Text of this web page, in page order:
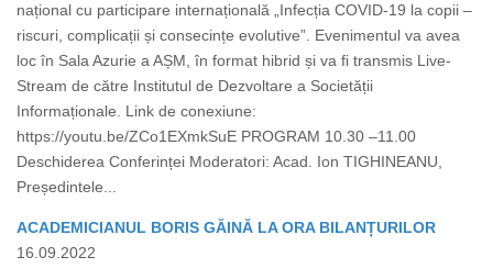
național cu participare internațională „Infecția COVID-19 la copii –
riscuri, complicații și consecințe evolutive”. Evenimentul va avea
loc în Sala Azurie a AȘM, în format hibrid și va fi transmis Live-
Stream de către Institutul de Dezvoltare a Societății
Informaționale. Link de conexiune:
https://youtu.be/ZCo1EXmkSuE PROGRAM 10.30 –11.00
Deschiderea Conferinței Moderatori: Acad. Ion TIGHINEANU,
Președintele...
ACADEMICIANUL BORIS GĂINĂ LA ORA BILANȚURILOR
16.09.2022